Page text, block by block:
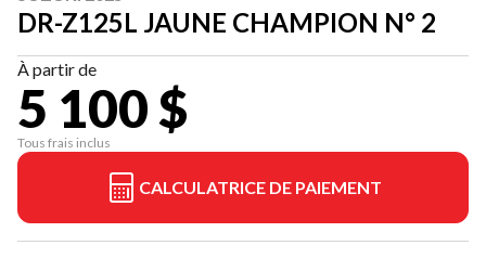
DR-Z125L JAUNE CHAMPION N° 2
À partir de
5 100 $
Tous frais inclus
CALCULATRICE DE PAIEMENT